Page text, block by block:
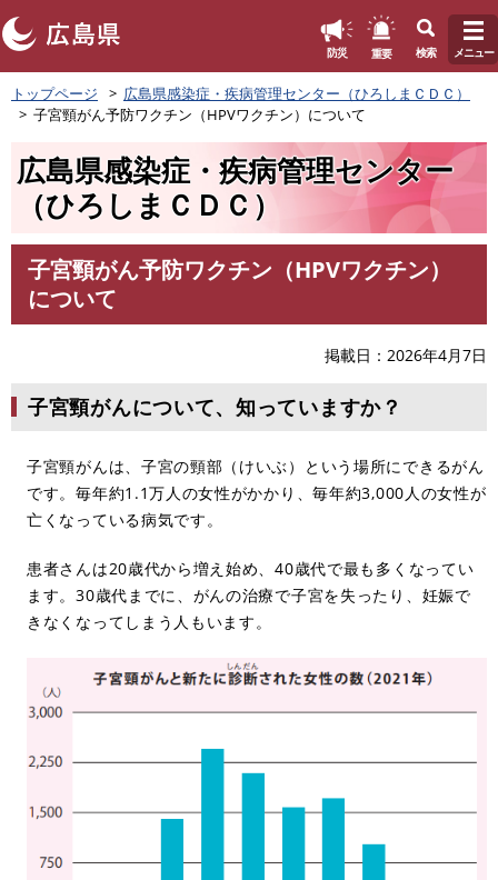
ペ
ー
す
防災 重要 検索 メニュー
トップページ
広島県感染症・疾病管理センター（ひろしまＣＤＣ）
子宮頸がん予防ワクチン（HPVワクチン）について
広島県感染症・疾病管理センター
（ひろしまＣＤＣ）
子宮頸がん予防ワクチン（HPVワクチン）
について
掲載日 2026年4月7日
子宮頸がんについて、知っていますか？
子宮頸がんは、子宮の頸部（けいぶ）という場所にできるがん
です。毎年約1.1万人の女性がかかり、毎年約3,000人の女性が
亡くなっている病気です。
患者さんは20歳代から増え始め、40歳代で最も多くなってい
ます。30歳代までに、がんの治療で子宮を失ったり、妊娠で
きなくなってしまう人もいます。